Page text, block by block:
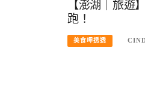
【澎湖｜旅遊
跑！
美食呷透透